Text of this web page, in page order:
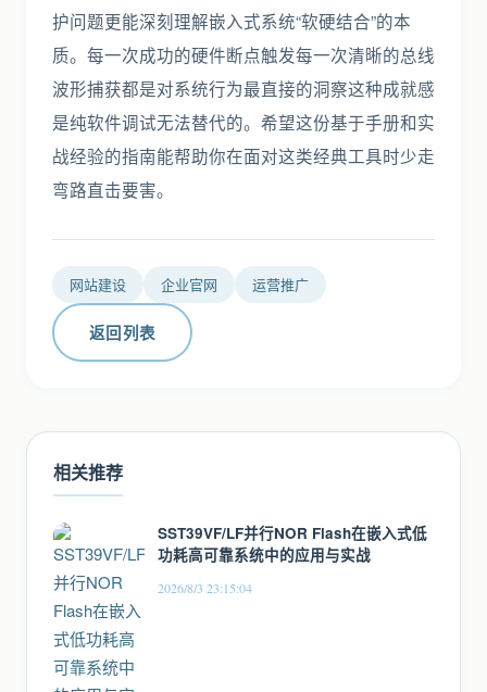
护问题更能深刻理解嵌入式系统“软硬结合”的本
质。每一次成功的硬件断点触发每一次清晰的总线
波形捕获都是对系统行为最直接的洞察这种成就感
是纯软件调试无法替代的。希望这份基于手册和实
战经验的指南能帮助你在面对这类经典工具时少走
弯路直击要害。
网站建设 企业官网 运营推广
返回列表
相关推荐
SST39VF/LF并行NOR Flash在嵌入式低
功耗高可靠系统中的应用与实战
2026/8/3 23:15:04